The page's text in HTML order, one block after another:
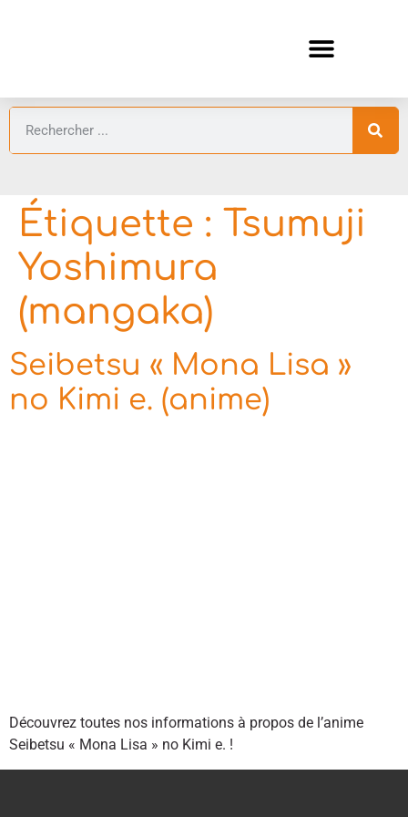
Étiquette : Tsumuji
Yoshimura
(mangaka)
Seibetsu « Mona Lisa »
no Kimi e. (anime)
Découvrez toutes nos informations à propos de l’anime
Seibetsu « Mona Lisa » no Kimi e. !